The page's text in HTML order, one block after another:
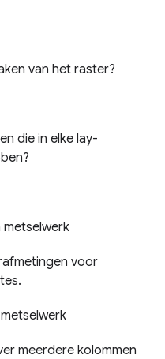
van het raster?
die in elke lay-
metselwerk
voor
meerdere kolommen